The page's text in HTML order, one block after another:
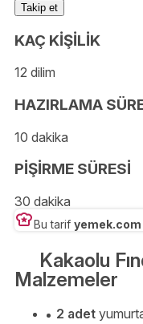
Takip et
KAÇ KİŞİLİK
12 dilim
HAZIRLAMA
10 dakika
PİŞİRME SÜRESİ
30 dakika
Bu tarif
Kakaolu
Malzemeler
2 adet